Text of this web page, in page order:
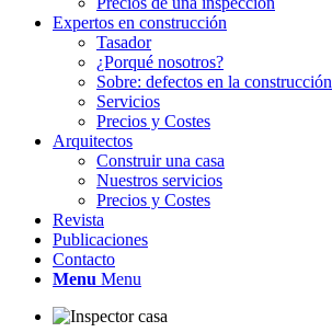
Expertos en construcción
Tasador
¿Porqué nosotros?
Sobre: defectos en la construcción
Servicios
Precios y Costes
Arquitectos
Construir una casa
Nuestros servicios
Precios y Costes
Revista
Publicaciones
Contacto
Menu Menu